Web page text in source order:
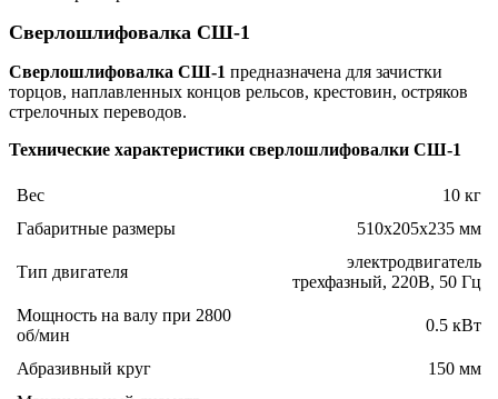
Сверлошлифовалка СШ-1
Сверлошлифовалка СШ-1 предназначена для зачистки
торцов, наплавленных концов рельсов, крестовин, остряков
стрелочных переводов.
Технические характеристики сверлошлифовалки СШ-1
Вес
10 кг
Габаритные размеры
510х205х235 мм
Тип двигателя
электродвигатель
трехфазный, 220В, 50 Гц
Мощность на валу при 2800
об/мин
0.5 кВт
Абразивный круг
150 мм